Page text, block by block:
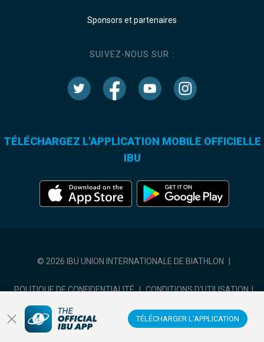
TÉLÉCHARGER L'APPLICATION
Sponsors et partenaires
SUIVEZ-NOUS SUR :
TÉLÉCHARGEZ L'APPLICATION MOBILE OFFICIELLE
IBU
© 2026 IBU UNION INTERNATIONALE DE BIATHLON
POLITIQUE DE CONFIDENTIALITÉ | CONDITIONS D'UTILISATION |
COOKIES SETTINGS